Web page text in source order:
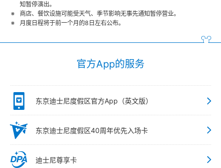
知暂停演出。
商店、餐饮设施可能受天气、季节影响无事先通知暂停营业。
月度日程将于前一个月的8日左右公布。
官方App的服务
东京迪士尼度假区官方App（英文版）
东京迪士尼度假区40周年优先入场卡
迪士尼尊享卡